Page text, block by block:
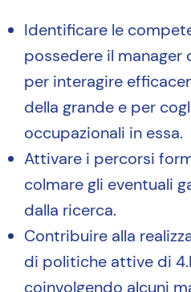
Identificare le
possedere il manager
per interagire
della grande e per
occupazionali in essa.
Attivare i percorsi
colmare gli eventuali
dalla ricerca.
Contribuire alla
di politiche attive di
coinvolgendo alcuni